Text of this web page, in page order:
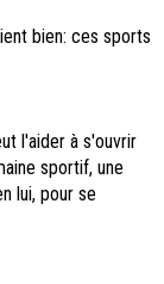
bien: ces sports
l'aider à s'ouvrir
sportif, une
lui, pour se